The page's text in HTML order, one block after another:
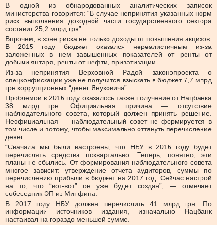
В одной из обнародованных аналитических записок
министерства говорится: “В случае непринятия указанных норм
риск выполнения доходной части государственного сектора
составит 25,2 млрд грн”.
Впрочем, в зоне риска не только доходы от повышения акцизов.
В 2015 году бюджет оказался нереалистичным из-за
заложенных в нем завышенных показателей от ренты от
добычи янтаря, ренты от нефти, приватизации.
Из-за непринятия Верховной Радой законопроекта о
спецконфискации уже не получится взыскать в бюджет 7,7 млрд
грн коррупционных “денег Януковича”.
Проблемой в 2016 году оказалось также получение от Нацбанка
38 млрд грн. Официальная причина — отсутствие
наблюдательного совета, который должен принять решение.
Неофициальная — наблюдательный совет не формируется в
том числе и потому, чтобы максимально оттянуть перечисление
денег.
“Сначала мы были настроены, что НБУ в 2016 году будет
перечислять средства поквартально. Теперь, понятно, эти
планы не сбылись. От формирования наблюдательного совета
многое зависит: утверждение отчета аудиторов, суммы по
перечислению прибыли в бюджет на 2017 год. Сейчас настрой
на то, что “вот-вот” он уже будет создан”, — отмечает
собеседник ЭП из Минфина.
В 2017 году НБУ должен перечислить 41 млрд грн. По
информации источников издания, изначально Нацбанк
настаивал на гораздо меньшей сумме.